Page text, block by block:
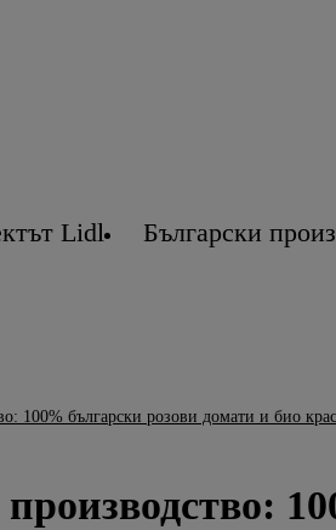
Lidl Български
100% български розови домати и био